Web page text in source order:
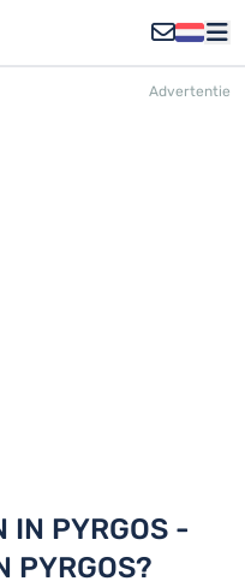
Advertentie
IN PYRGOS -
PYRGOS?